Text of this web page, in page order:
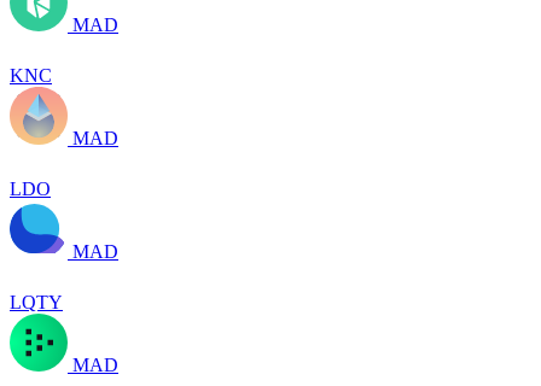
MAD
KNC
MAD
LDO
MAD
LQTY
MAD